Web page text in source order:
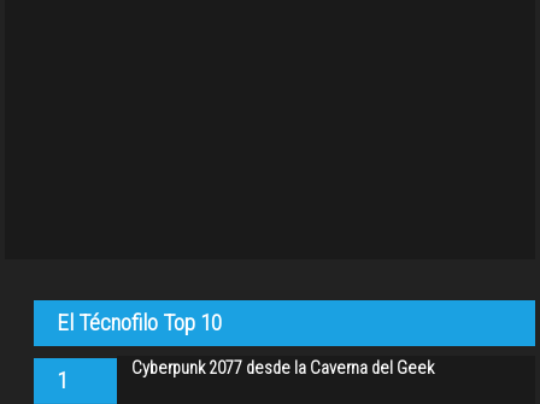
El Técnofilo Top 10
1 Cyberpunk 2077 desde la Caverna del Geek